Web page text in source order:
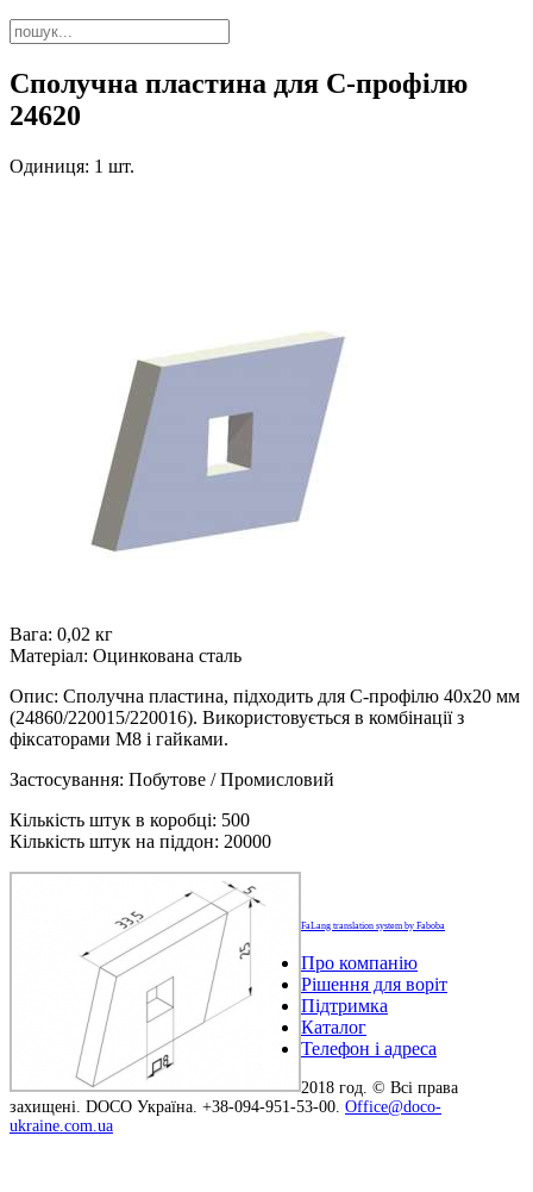
Сполучна пластина для С-профілю
24620
Одиниця: 1 шт.
Вага: 0,02 кг
Матеріал: Оцинкована сталь
Опис: Сполучна пластина, підходить для C-профілю 40x20 мм
(24860/220015/220016). Використовується в комбінації з
фіксаторами M8 і гайками.
Застосування: Побутове / Промисловий
Кількість штук в коробці: 500
Кількість штук на піддон: 20000
FaLang translation system by Faboba
Про компанію
Рішення для воріт
Підтримка
Каталог
Телефон і адреса
2018 год. © Всі права
захищені. DOCO Україна. +38-094-951-53-00. Office@doco-
ukraine.com.ua